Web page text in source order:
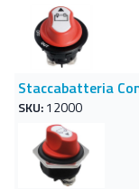
Staccabatteria
SKU:12000